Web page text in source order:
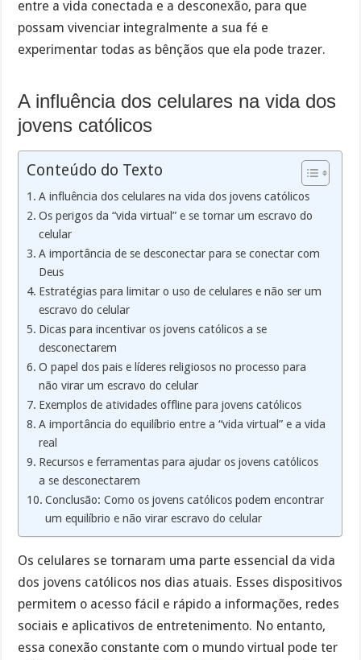
entre a vida conectada e a desconexão, para que
possam vivenciar integralmente a sua fé e
experimentar todas as bênçãos que ela pode trazer.
A influência dos celulares na vida dos
jovens católicos
Conteúdo do Texto
A influência dos celulares na vida dos jovens católicos
Os perigos da “vida virtual” e se tornar um escravo do
celular
A importância de se desconectar para se conectar com
Deus
Estratégias para limitar o uso de celulares e não ser um
escravo do celular
Dicas para incentivar os jovens católicos a se
desconectarem
O papel dos pais e líderes religiosos no processo para
não virar um escravo do celular
Exemplos de atividades offline para jovens católicos
A importância do equilíbrio entre a “vida virtual” e a vida
real
Recursos e ferramentas para ajudar os jovens católicos
a se desconectarem
Conclusão: Como os jovens católicos podem encontrar
um equilíbrio e não virar escravo do celular
Os celulares se tornaram uma parte essencial da vida
dos jovens católicos nos dias atuais. Esses dispositivos
permitem o acesso fácil e rápido a informações, redes
sociais e aplicativos de entretenimento. No entanto,
essa conexão constante com o mundo virtual pode ter